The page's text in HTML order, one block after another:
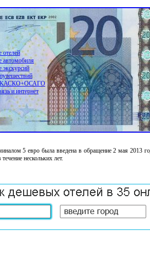
отелей
автомобиля
экскурсий
КАСКО+ОСАГО
и интернет
5 евро была введена в обращение 2 мая 2013
нескольких лет.